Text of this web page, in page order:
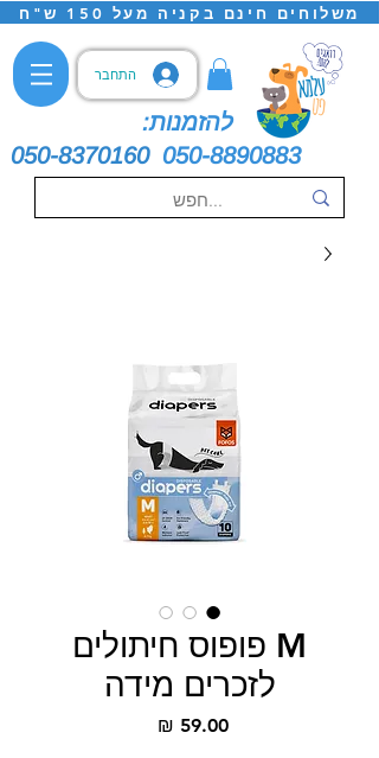
משלוחים חינם בקניה מעל 150 ש"ח
התחבר
להזמנות:
050-8370160 050-8890883
M פופוס חיתולים
לזכרים מידה
‏59.00 ‏₪